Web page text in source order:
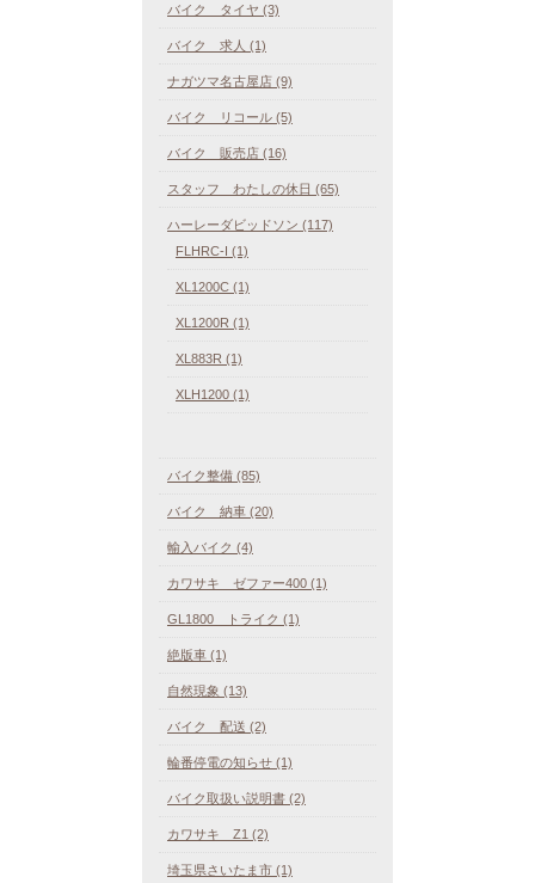
バイク タイヤ (3)
バイク 求人 (1)
ナガツマ名古屋店 (9)
バイク リコール (5)
バイク 販売店 (16)
スタッフ わたしの休日 (65)
ハーレーダビッドソン (117)
FLHRC-I (1)
XL1200C (1)
XL1200R (1)
XL883R (1)
XLH1200 (1)
バイク整備 (85)
バイク 納車 (20)
輸入バイク (4)
カワサキ ゼファー400 (1)
GL1800 トライク (1)
絶版車 (1)
自然現象 (13)
バイク 配送 (2)
輪番停電の知らせ (1)
バイク取扱い説明書 (2)
カワサキ Z1 (2)
埼玉県さいたま市 (1)